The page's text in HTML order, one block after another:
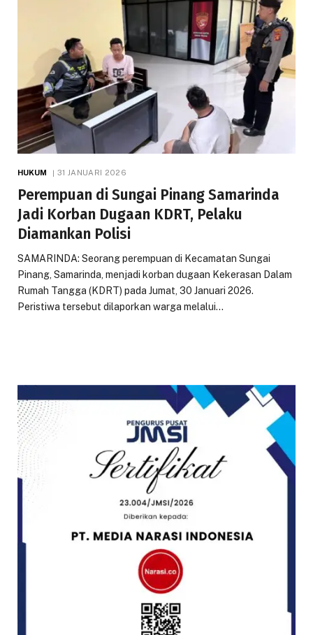
HUKUM 31 JANUARI 2026
Perempuan di Sungai Pinang Samarinda
Jadi Korban Dugaan KDRT, Pelaku
Diamankan Polisi
SAMARINDA: Seorang perempuan di Kecamatan Sungai
Pinang, Samarinda, menjadi korban dugaan Kekerasan Dalam
Rumah Tangga (KDRT) pada Jumat, 30 Januari 2026.
Peristiwa tersebut dilaporkan warga melalui…